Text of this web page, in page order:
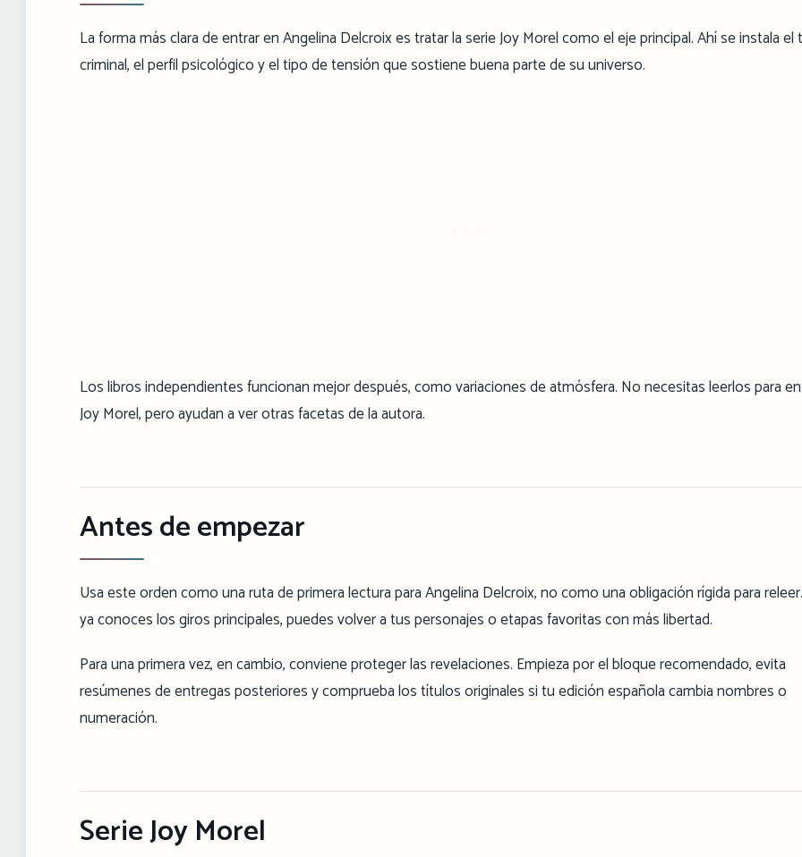
La forma más clara de entrar en Angelina Delcroix es tratar la serie Joy Morel como el eje principal. Ahí se instala
criminal, el perfil psicológico y el tipo de tensión que sostiene buena parte de su universo.
Los libros independientes funcionan mejor después, como variaciones de atmósfera. No necesitas leerlos para
Joy Morel, pero ayudan a ver otras facetas de la autora.
Antes de empezar
Usa este orden como una ruta de primera lectura para Angelina Delcroix, no como una obligación rígida para
ya conoces los giros principales, puedes volver a tus personajes o etapas favoritas con más libertad.
Para una primera vez, en cambio, conviene proteger las revelaciones. Empieza por el bloque recomendado, evita
resúmenes de entregas posteriores y comprueba los títulos originales si tu edición española cambia nombres o
numeración.
Serie Joy Morel